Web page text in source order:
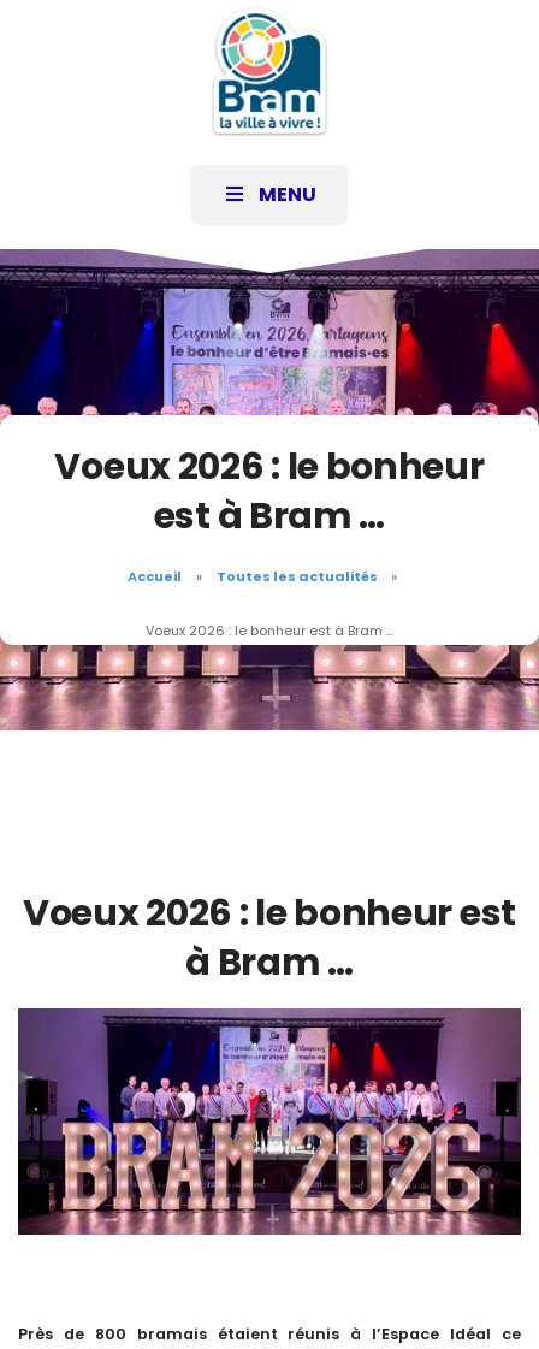
MENU
Voeux 2026 : le bonheur
est à Bram …
Accueil Toutes les actualités
Voeux 2026 : le bonheur est à Bram …
Voeux 2026 : le bonheur est
à Bram …
Près de 800 bramais étaient réunis à l’Espace Idéal ce